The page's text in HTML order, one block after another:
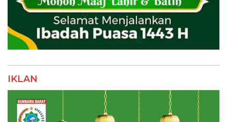
IKLAN